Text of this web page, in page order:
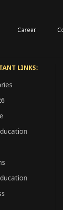
Career
LINKS: